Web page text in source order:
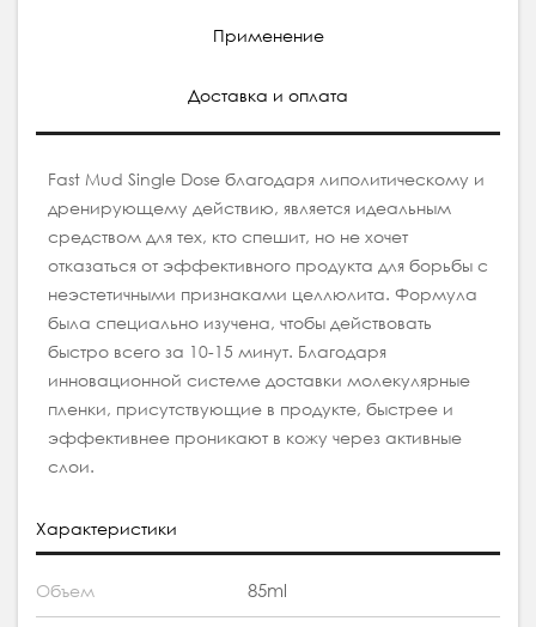
Применение
Доставка и оплата
Fast Mud Single Dose благодаря липолитическому и
дренирующему действию, является идеальным
средством для тех, кто спешит, но не хочет
отказаться от эффективного продукта для борьбы с
неэстетичными признаками целлюлита. Формула
была специально изучена, чтобы действовать
быстро всего за 10-15 минут. Благодаря
инновационной системе доставки молекулярные
пленки, присутствующие в продукте, быстрее и
эффективнее проникают в кожу через активные
слои.
Характеристики
Объем 85ml